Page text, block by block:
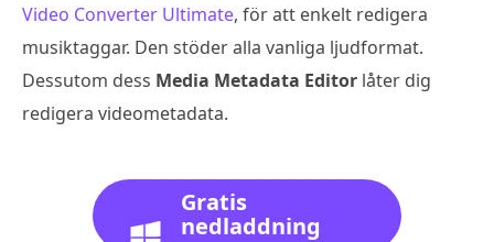
Video Converter Ultimate, för att enkelt redigera
musiktaggar. Den stöder alla vanliga ljudformat.
Dessutom dess Media Metadata Editor låter dig
redigera videometadata.
Gratis
nedladdning